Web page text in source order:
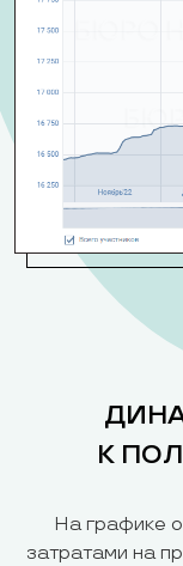
К
На графике
затратами на